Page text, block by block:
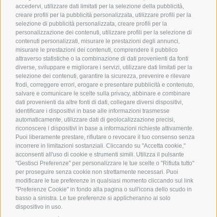
accedervi, utilizzare dati limitati per la selezione della pubblicità,
creare profili per la pubblicità personalizzata, utilizzare profili per la
selezione di pubblicità personalizzata, creare profili per la
personalizzazione dei contenuti, utilizzare profili per la selezione di
contenuti personalizzati, misurare le prestazioni degli annunci,
misurare le prestazioni dei contenuti, comprendere il pubblico
attraverso statistiche o la combinazione di dati provenienti da fonti
diverse, sviluppare e migliorare i servizi, utilizzare dati limitati per la
selezione dei contenuti, garantire la sicurezza, prevenire e rilevare
frodi, correggere errori, erogare e presentare pubblicità e contenuto,
salvare e comunicare le scelte sulla privacy, abbinare e combinare
dati provenienti da altre fonti di dati, collegare diversi dispositivi,
identificare i dispositivi in base alle informazioni trasmesse
automaticamente, utilizzare dati di geolocalizzazione precisi,
riconoscere i dispositivi in base a informazioni richieste attivamente.
Puoi liberamente prestare, rifiutare o revocare il tuo consenso senza
incorrere in limitazioni sostanziali. Cliccando su "Accetta cookie,"
acconsenti all'uso di cookie e strumenti simili. Utilizza il pulsante
"Gestisci Preferenze" per personalizzare le tue scelte o "Rifiuta tutto"
per proseguire senza cookie non strettamente necessari. Puoi
modificare le tue preferenze in qualsiasi momento cliccando sul link
"Preferenze Cookie" in fondo alla pagina o sull'icona dello scudo in
basso a sinistra. Le tue preferenze si applicheranno al solo
dispositivo in uso.
iscriviti alla newsletter!
Un appuntamento mensile per ricevere spunti
educativi, eventi e tutte le novità dal mondo degli
Scout d’Europa.
Accetto i termini e condizioni dellaPrivacy Policy
ISCRIVIMI ALLA NEWSLETTER